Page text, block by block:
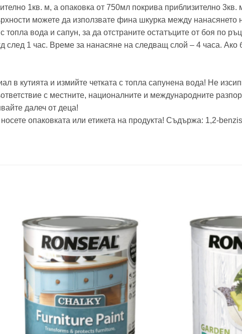
1кв. м, а опаковка от 750мл покрива приблизително
можете да използвате фина шкурка между нанасянето
вода и сапун, за да отстраните остатъците от боя по
след 1 час. Време за нанасяне на следващ слой – 4 часа.
в кутията и измийте четката с топла сапунена вода! Не
с местните, националните и международните
далеч от деца!
опаковката или етикета на продукта! Съдържа: 1,2-